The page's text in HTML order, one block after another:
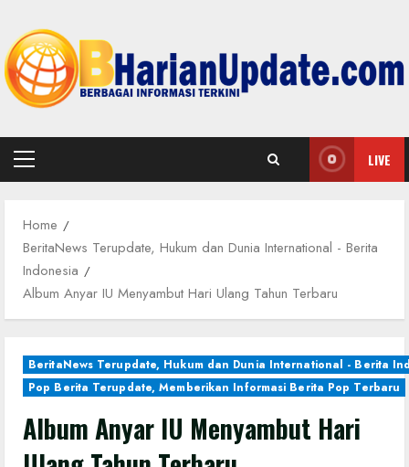
content
Primary
LIVE
Home
BeritaNews Terupdate, Hukum dan Dunia International - Berita
Indonesia
Album Anyar IU Menyambut Hari Ulang Tahun Terbaru
BeritaNews Terupdate, Hukum dan Dunia International - Berita
Pop Berita Terupdate, Memberikan Informasi Berita Pop Terbaru
Album Anyar IU Menyambut Hari